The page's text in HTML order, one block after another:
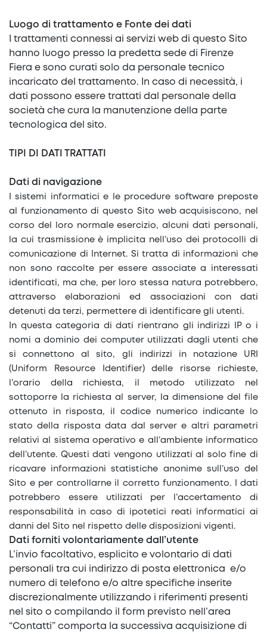
Luogo di trattamento e Fonte dei dati
I trattamenti connessi ai servizi web di questo Sito
hanno luogo presso la predetta sede di Firenze
Fiera e sono curati solo da personale tecnico
incaricato del trattamento. In caso di necessità, i
dati possono essere trattati dal personale della
società che cura la manutenzione della parte
tecnologica del sito.
TIPI DI DATI TRATTATI
Dati di navigazione
I sistemi informatici e le procedure software preposte
al funzionamento di questo Sito web acquisiscono, nel
corso del loro normale esercizio, alcuni dati personali,
la cui trasmissione è implicita nell’uso dei protocolli di
comunicazione di Internet. Si tratta di informazioni che
non sono raccolte per essere associate a interessati
identificati, ma che, per loro stessa natura potrebbero,
attraverso elaborazioni ed associazioni con dati
detenuti da terzi, permettere di identificare gli utenti.
In questa categoria di dati rientrano gli indirizzi IP o i
nomi a dominio dei computer utilizzati dagli utenti che
si connettono al sito, gli indirizzi in notazione URI
(Uniform Resource Identifier) delle risorse richieste,
l’orario della richiesta, il metodo utilizzato nel
sottoporre la richiesta al server, la dimensione del file
ottenuto in risposta, il codice numerico indicante lo
stato della risposta data dal server e altri parametri
relativi al sistema operativo e all’ambiente informatico
dell’utente. Questi dati vengono utilizzati al solo fine di
ricavare informazioni statistiche anonime sull’uso del
Sito e per controllarne il corretto funzionamento. I dati
potrebbero essere utilizzati per l’accertamento di
responsabilità in caso di ipotetici reati informatici ai
danni del Sito nel rispetto delle disposizioni vigenti.
Dati forniti volontariamente dall’utente
L’invio facoltativo, esplicito e volontario di dati
personali tra cui indirizzo di posta elettronica e/o
numero di telefono e/o altre specifiche inserite
discrezionalmente utilizzando i riferimenti presenti
nel sito o compilando il form previsto nell’area
“Contatti” comporta la successiva acquisizione di